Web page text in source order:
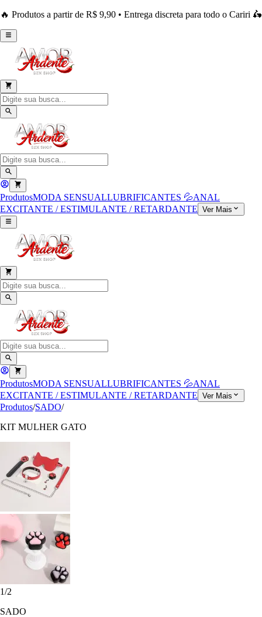
🔥 Produtos a partir de R$ 9,90 • Entrega discreta para todo o Cariri 🛵
ProdutosMODA SENSUALLUBRIFICANTES 💦ANAL
EXCITANTE / ESTIMULANTE / RETARDANTE Ver Mais
ProdutosMODA SENSUALLUBRIFICANTES 💦ANAL
EXCITANTE / ESTIMULANTE / RETARDANTE Ver Mais
Produtos/SADO/
KIT MULHER GATO
1/2
SADO